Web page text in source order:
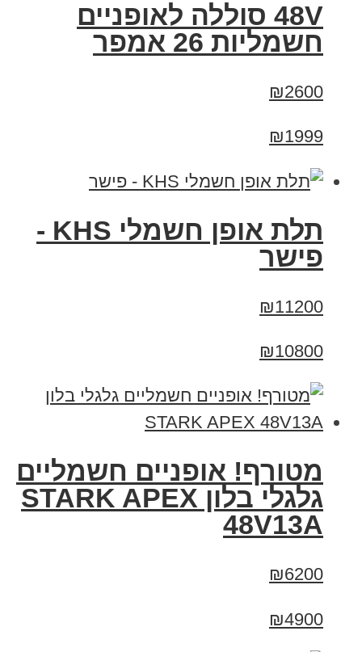
48V סוללה לאופניים
חשמליות 26 אמפר
₪2600
₪1999
תלת אופן חשמלי KHS -
פישר
₪11200
₪10800
מטורף! אופניים חשמליים
גלגלי בלון STARK APEX
48V13A
₪6200
₪4900